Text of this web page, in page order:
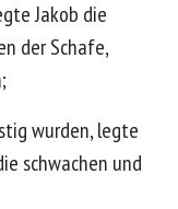
Jakob die
der Schafe,
wurden, legte
schwachen und